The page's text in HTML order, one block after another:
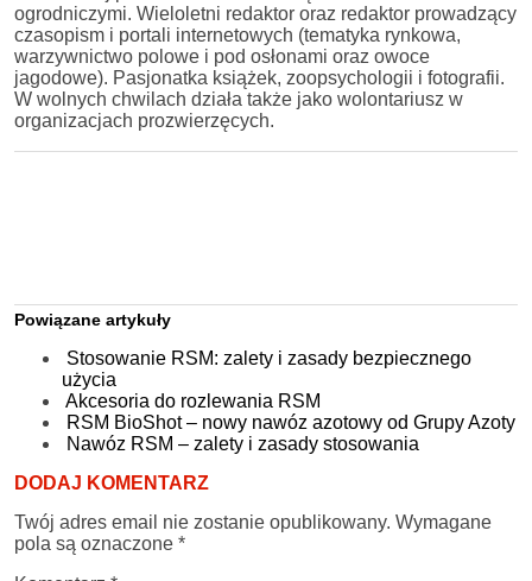
ogrodniczymi. Wieloletni redaktor oraz redaktor prowadzący
czasopism i portali internetowych (tematyka rynkowa,
warzywnictwo polowe i pod osłonami oraz owoce
jagodowe). Pasjonatka książek, zoopsychologii i fotografii.
W wolnych chwilach działa także jako wolontariusz w
organizacjach prozwierzęcych.
Powiązane artykuły
Stosowanie RSM: zalety i zasady bezpiecznego
użycia
Akcesoria do rozlewania RSM
RSM BioShot – nowy nawóz azotowy od Grupy Azoty
Nawóz RSM – zalety i zasady stosowania
DODAJ KOMENTARZ
Twój adres email nie zostanie opublikowany. Wymagane
pola są oznaczone *